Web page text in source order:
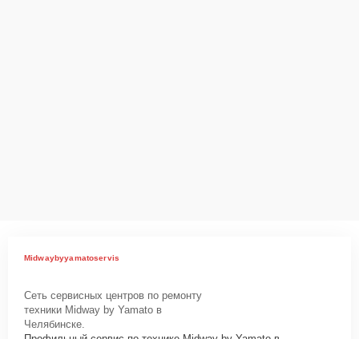
Midwaybyyamatoservis
Сеть сервисных центров по ремонту
техники Midway by Yamato в
Челябинске.